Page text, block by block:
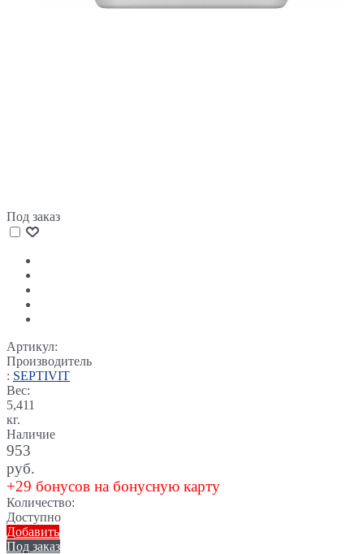
Под заказ
Артикул:
Производитель
: SEPTIVIT
Вес:
5,411
кг.
Наличие
953
руб.
+29 бонусов на бонусную карту
Количество:
Доступно
Добавить
Под заказ